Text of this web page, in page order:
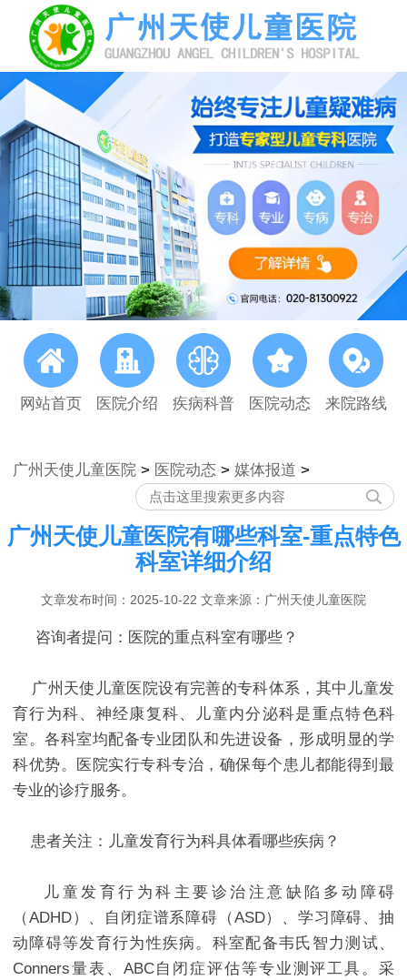
网站首页 医院介绍 疾病科普 医院动态 来院路线
广州天使儿童医院 > 医院动态 > 媒体报道 >
广州天使儿童医院有哪些科室-重点特色
科室详细介绍
文章发布时间：2025-10-22 文章来源：广州天使儿童医院
咨询者提问：医院的重点科室有哪些？
广州天使儿童医院设有完善的专科体系，其中儿童发
育行为科、神经康复科、儿童内分泌科是重点特色科
室。各科室均配备专业团队和先进设备，形成明显的学
科优势。医院实行专科专治，确保每个患儿都能得到最
专业的诊疗服务。
患者关注：儿童发育行为科具体看哪些疾病？
儿童发育行为科主要诊治注意缺陷多动障碍
（ADHD）、自闭症谱系障碍（ASD）、学习障碍、抽
动障碍等发育行为性疾病。科室配备韦氏智力测试、
Conners量表、ABC自闭症评估等专业测评工具。采